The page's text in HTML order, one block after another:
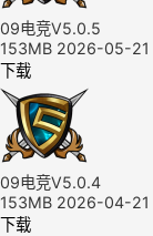
09电竞V5.0.5
153MB 2026-05-21
下载
09电竞V5.0.4
153MB 2026-04-21
下载